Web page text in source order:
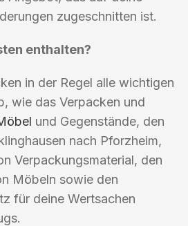
zugeschnitten ist.
enthalten?
in der Regel alle wichtigen
wie das Verpacken und
und Gegenstände, den
nach Pforzheim,
Verpackungsmaterial, den
Möbeln sowie den
für deine Wertsachen